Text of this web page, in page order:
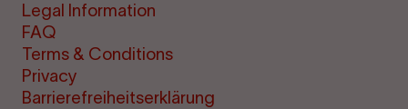
Legal Information
FAQ
Terms & Conditions
Privacy
Barrierefreiheitserklärung